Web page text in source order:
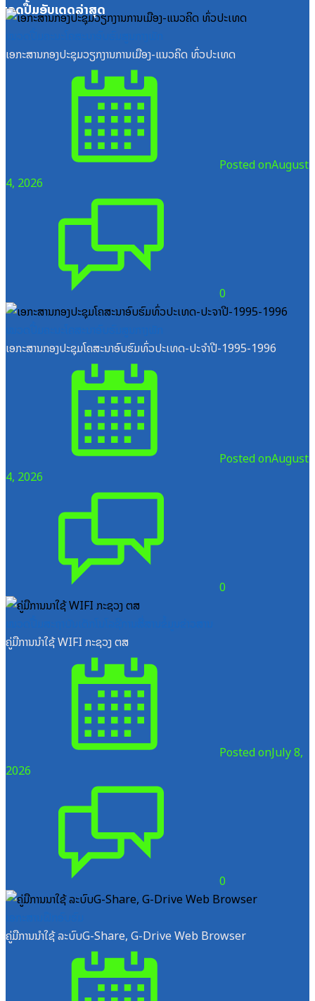
ດປື້ມອັບເດດລ່າສຸດ
ເອກະສານກອງປະຊຸມວຽກງານການເມືອງ-ແນວຄິດ ທົ່ວປະເທດ
Posted onAugust
4, 2026
0
ເອກະສານກອງປະຊຸມໂຄສະນາອົບຮົມທົ່ວປະເທດ-ປະຈໍາປີ-1995-1996
Posted onAugust
4, 2026
0
ຄູ່ມືການນຳໃຊ້ WIFI ກະຊວງ ຕສ
Posted onJuly 8,
2026
0
ຄູ່ມືການນຳໃຊ້ ລະບົບG-Share, G-Drive Web Browser